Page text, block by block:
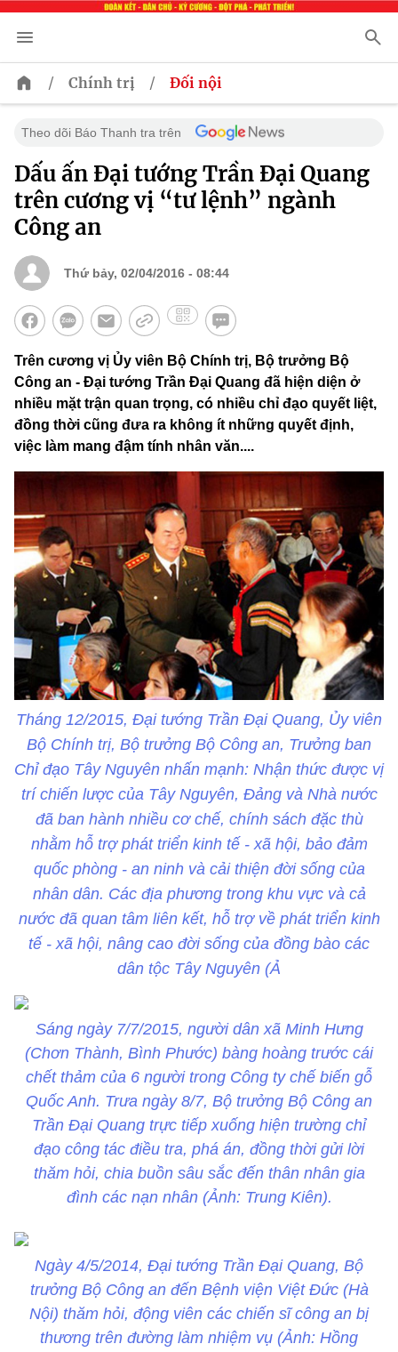
/ Chính trị / Đối nội
Theo dõi Báo Thanh tra trên
Dấu ấn Đại tướng Trần Đại Quang
trên cương vị “tư lệnh” ngành
Công an
Thứ bảy, 02/04/2016 - 08:44
Trên cương vị Ủy viên Bộ Chính trị, Bộ trưởng Bộ
Công an - Đại tướng Trần Đại Quang đã hiện diện ở
nhiều mặt trận quan trọng, có nhiều chỉ đạo quyết liệt,
đồng thời cũng đưa ra không ít những quyết định,
việc làm mang đậm tính nhân văn....
Tháng 12/2015, Đại tướng Trần Đại Quang, Ủy viên
Bộ Chính trị, Bộ trưởng Bộ Công an, Trưởng ban
Chỉ đạo Tây Nguyên nhấn mạnh: Nhận thức được vị
trí chiến lược của Tây Nguyên, Đảng và Nhà nước
đã ban hành nhiều cơ chế, chính sách đặc thù
nhằm hỗ trợ phát triển kinh tế - xã hội, bảo đảm
quốc phòng - an ninh và cải thiện đời sống của
nhân dân. Các địa phương trong khu vực và cả
nước đã quan tâm liên kết, hỗ trợ về phát triển kinh
tế - xã hội, nâng cao đời sống của đồng bào các
dân tộc Tây Nguyên (Ả
Sáng ngày 7/7/2015, người dân xã Minh Hưng
(Chơn Thành, Bình Phước) bàng hoàng trước cái
chết thảm của 6 người trong Công ty chế biến gỗ
Quốc Anh. Trưa ngày 8/7, Bộ trưởng Bộ Công an
Trần Đại Quang trực tiếp xuống hiện trường chỉ
đạo công tác điều tra, phá án, đồng thời gửi lời
thăm hỏi, chia buồn sâu sắc đến thân nhân gia
đình các nạn nhân (Ảnh: Trung Kiên).
Ngày 4/5/2014, Đại tướng Trần Đại Quang, Bộ
trưởng Bộ Công an đến Bệnh viện Việt Đức (Hà
Nội) thăm hỏi, động viên các chiến sĩ công an bị
thương trên đường làm nhiệm vụ (Ảnh: Hồng